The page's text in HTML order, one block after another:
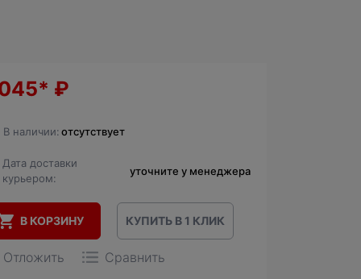
₽
В наличии: отсутствует
Дата доставки
курьером:
уточните у менеджера
В КОРЗИНУ КУПИТЬ В 1 КЛИК
Отложить Сравнить